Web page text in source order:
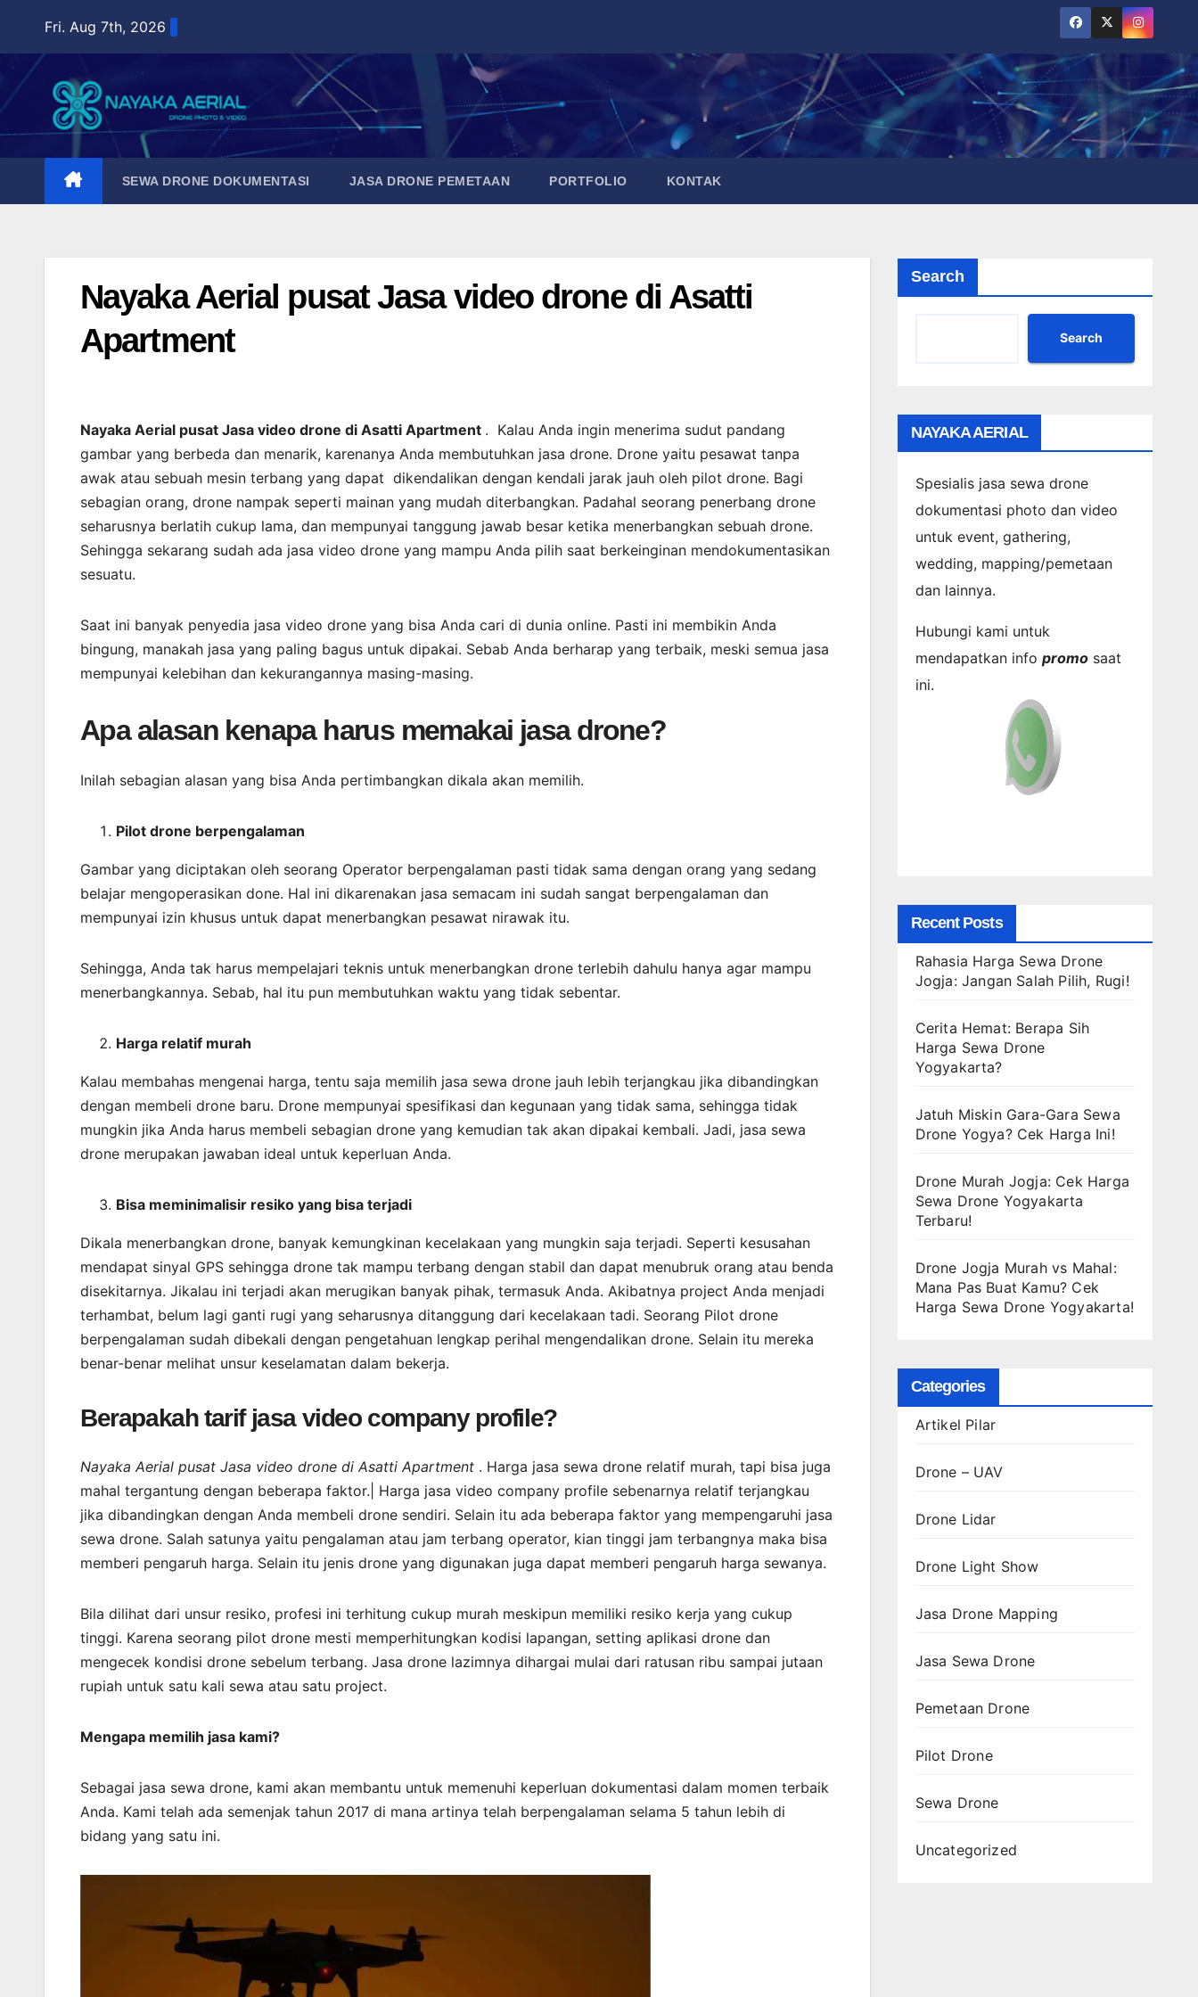
content
Fri. Aug 7th, 2026
SEWA DRONE DOKUMENTASI JASA DRONE PEMETAAN PORTFOLIO KONTAK
Nayaka Aerial pusat Jasa video drone di Asatti
Apartment
Nayaka Aerial pusat Jasa video drone di Asatti Apartment . Kalau Anda ingin menerima sudut pandang
gambar yang berbeda dan menarik, karenanya Anda membutuhkan jasa drone. Drone yaitu pesawat tanpa
awak atau sebuah mesin terbang yang dapat dikendalikan dengan kendali jarak jauh oleh pilot drone. Bagi
sebagian orang, drone nampak seperti mainan yang mudah diterbangkan. Padahal seorang penerbang drone
seharusnya berlatih cukup lama, dan mempunyai tanggung jawab besar ketika menerbangkan sebuah drone.
Sehingga sekarang sudah ada jasa video drone yang mampu Anda pilih saat berkeinginan mendokumentasikan
sesuatu.
Saat ini banyak penyedia jasa video drone yang bisa Anda cari di dunia online. Pasti ini membikin Anda
bingung, manakah jasa yang paling bagus untuk dipakai. Sebab Anda berharap yang terbaik, meski semua jasa
mempunyai kelebihan dan kekurangannya masing-masing.
Apa alasan kenapa harus memakai jasa drone?
Inilah sebagian alasan yang bisa Anda pertimbangkan dikala akan memilih.
Pilot drone berpengalaman
Gambar yang diciptakan oleh seorang Operator berpengalaman pasti tidak sama dengan orang yang sedang
belajar mengoperasikan done. Hal ini dikarenakan jasa semacam ini sudah sangat berpengalaman dan
mempunyai izin khusus untuk dapat menerbangkan pesawat nirawak itu.
Sehingga, Anda tak harus mempelajari teknis untuk menerbangkan drone terlebih dahulu hanya agar mampu
menerbangkannya. Sebab, hal itu pun membutuhkan waktu yang tidak sebentar.
Harga relatif murah
Kalau membahas mengenai harga, tentu saja memilih jasa sewa drone jauh lebih terjangkau jika dibandingkan
dengan membeli drone baru. Drone mempunyai spesifikasi dan kegunaan yang tidak sama, sehingga tidak
mungkin jika Anda harus membeli sebagian drone yang kemudian tak akan dipakai kembali. Jadi, jasa sewa
drone merupakan jawaban ideal untuk keperluan Anda.
Bisa meminimalisir resiko yang bisa terjadi
Dikala menerbangkan drone, banyak kemungkinan kecelakaan yang mungkin saja terjadi. Seperti kesusahan
mendapat sinyal GPS sehingga drone tak mampu terbang dengan stabil dan dapat menubruk orang atau benda
disekitarnya. Jikalau ini terjadi akan merugikan banyak pihak, termasuk Anda. Akibatnya project Anda menjadi
terhambat, belum lagi ganti rugi yang seharusnya ditanggung dari kecelakaan tadi. Seorang Pilot drone
berpengalaman sudah dibekali dengan pengetahuan lengkap perihal mengendalikan drone. Selain itu mereka
benar-benar melihat unsur keselamatan dalam bekerja.
Berapakah tarif jasa video company profile?
Nayaka Aerial pusat Jasa video drone di Asatti Apartment . Harga jasa sewa drone relatif murah, tapi bisa juga
mahal tergantung dengan beberapa faktor.| Harga jasa video company profile sebenarnya relatif terjangkau
jika dibandingkan dengan Anda membeli drone sendiri. Selain itu ada beberapa faktor yang mempengaruhi jasa
sewa drone. Salah satunya yaitu pengalaman atau jam terbang operator, kian tinggi jam terbangnya maka bisa
memberi pengaruh harga. Selain itu jenis drone yang digunakan juga dapat memberi pengaruh harga sewanya.
Bila dilihat dari unsur resiko, profesi ini terhitung cukup murah meskipun memiliki resiko kerja yang cukup
tinggi. Karena seorang pilot drone mesti memperhitungkan kodisi lapangan, setting aplikasi drone dan
mengecek kondisi drone sebelum terbang. Jasa drone lazimnya dihargai mulai dari ratusan ribu sampai jutaan
rupiah untuk satu kali sewa atau satu project.
Mengapa memilih jasa kami?
Sebagai jasa sewa drone, kami akan membantu untuk memenuhi keperluan dokumentasi dalam momen terbaik
Anda. Kami telah ada semenjak tahun 2017 di mana artinya telah berpengalaman selama 5 tahun lebih di
bidang yang satu ini.
Search
Search
NAYAKA AERIAL
Spesialis jasa sewa drone
dokumentasi photo dan video
untuk event, gathering,
wedding, mapping/pemetaan
dan lainnya.
Hubungi kami untuk
mendapatkan info promosaat
ini.
Recent Posts
Rahasia Harga Sewa Drone
Jogja: Jangan Salah Pilih, Rugi!
Cerita Hemat: Berapa Sih
Harga Sewa Drone
Yogyakarta?
Jatuh Miskin Gara-Gara Sewa
Drone Yogya? Cek Harga Ini!
Drone Murah Jogja: Cek Harga
Sewa Drone Yogyakarta
Terbaru!
Drone Jogja Murah vs Mahal:
Mana Pas Buat Kamu? Cek
Harga Sewa Drone Yogyakarta!
Categories
Artikel Pilar
Drone – UAV
Drone Lidar
Drone Light Show
Jasa Drone Mapping
Jasa Sewa Drone
Pemetaan Drone
Pilot Drone
Sewa Drone
Uncategorized